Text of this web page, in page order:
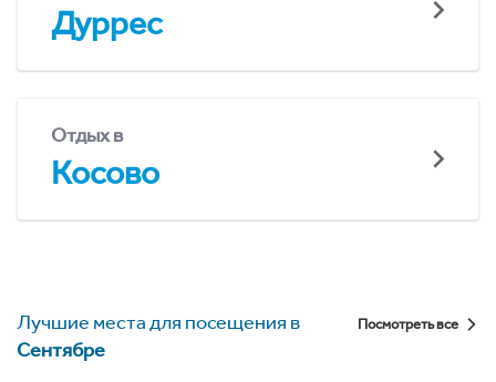
Дуррес
Отдых в
Косово
Лучшие места для посещения в
Сентябре
Посмотреть все